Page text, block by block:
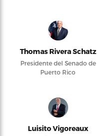
Thomas Rivera Schatz
Presidente del Senado de
Puerto Rico
Luisito Vigoreaux